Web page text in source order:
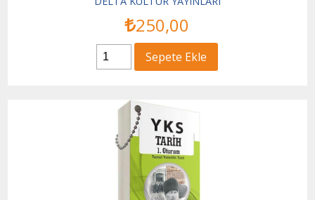
250,00
Sepete Ekle